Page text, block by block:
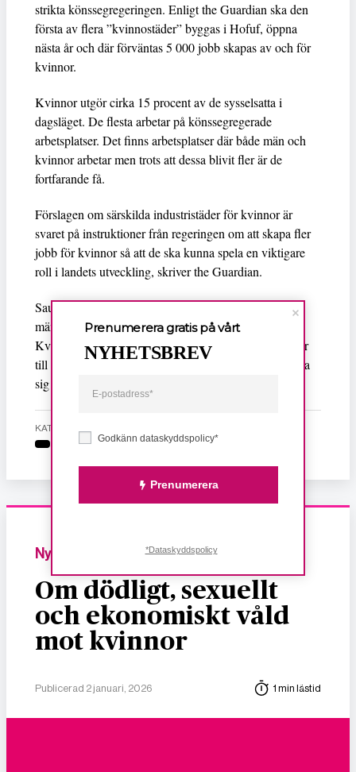
strikta könssegregeringen. Enligt the Guardian ska den
första av flera ”kvinnostäder” byggas i Hofuf, öppna
nästa år och där förväntas 5 000 jobb skapas av och för
kvinnor.
Kvinnor utgör cirka 15 procent av de sysselsatta i
dagsläget. De flesta arbetar på könssegregerade
arbetsplatser. Det finns arbetsplatser där både män och
kvinnor arbetar men trots att dessa blivit fler är de
fortfarande få.
Förslagen om särskilda industristäder för kvinnor är
svaret på instruktioner från regeringen om att skapa fler
jobb för kvinnor så att de ska kunna spela en viktigare
roll i landets utveckling, skriver the Guardian.
Saudiarabien är en diktatur som får ständig kritik från
människorättsorganisationer för förtrycket av kvinnor.
Kvinnors medborgerliga rättigheter erkänns inte och är
till exempel beroende av män för att kunna transportera
sig med bil.
KATEGORI
Nyheter
Om dödligt, sexuellt
och ekonomiskt våld
mot kvinnor
Publicerad 2 januari, 2026 1 min lästid
Godkänn dataskyddspolicy*
Prenumerera
Prenumerera gratis på vårt
NYHETSBREV
*Dataskyddspolicy